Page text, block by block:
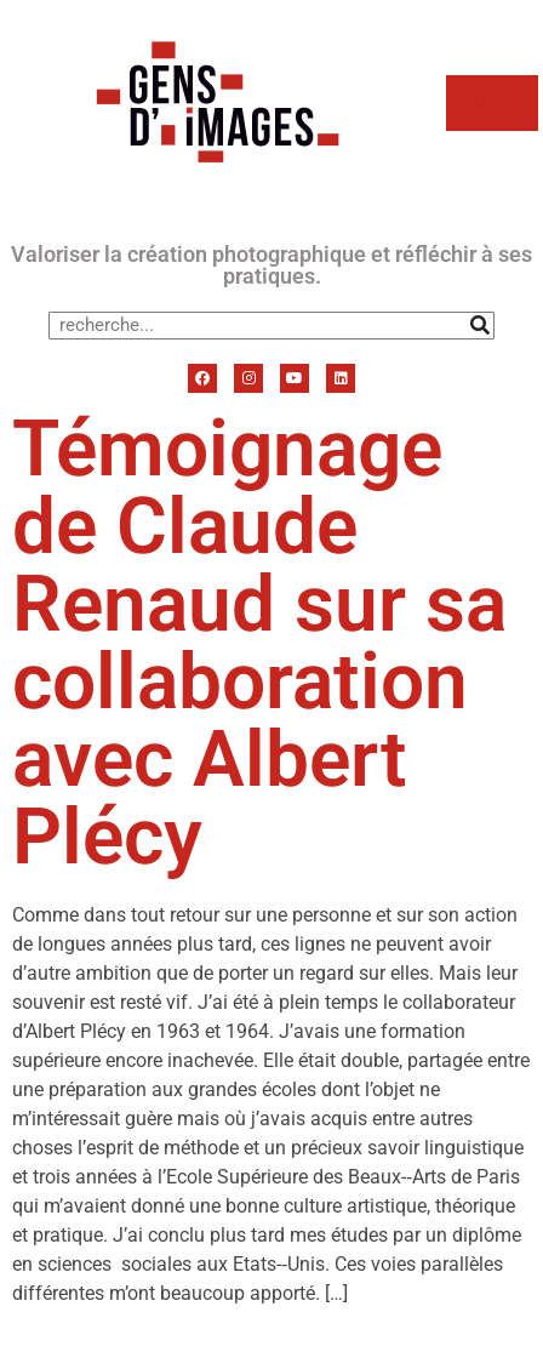
Valoriser la création photographique et réfléchir à ses
pratiques.
Témoignage
de Claude
Renaud sur sa
collaboration
avec Albert
Plécy
Comme dans tout retour sur une personne et sur son action
de longues années plus tard, ces lignes ne peuvent avoir
d’autre ambition que de porter un regard sur elles. Mais leur
souvenir est resté vif. J’ai été à plein temps le collaborateur
d’Albert Plécy en 1963 et 1964. J’avais une formation
supérieure encore inachevée. Elle était double, partagée entre
une préparation aux grandes écoles dont l’objet ne
m’intéressait guère mais où j’avais acquis entre autres
choses l’esprit de méthode et un précieux savoir linguistique
et trois années à l’Ecole Supérieure des Beaux-­‐Arts de Paris
qui m’avaient donné une bonne culture artistique, théorique
et pratique. J’ai conclu plus tard mes études par un diplôme
en sciences sociales aux Etats-­‐Unis. Ces voies parallèles
différentes m’ont beaucoup apporté. […]